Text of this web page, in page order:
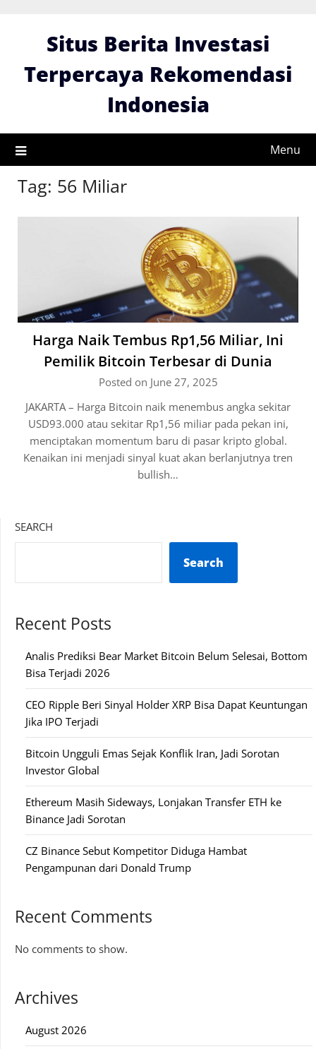
Situs Berita Investasi
Terpercaya Rekomendasi
Indonesia
Menu
Tag: 56 Miliar
Harga Naik Tembus Rp1,56 Miliar, Ini
Pemilik Bitcoin Terbesar di Dunia
Posted on June 27, 2025
JAKARTA – Harga Bitcoin naik menembus angka sekitar
USD93.000 atau sekitar Rp1,56 miliar pada pekan ini,
menciptakan momentum baru di pasar kripto global.
Kenaikan ini menjadi sinyal kuat akan berlanjutnya tren
bullish…
SEARCH
Search
Recent Posts
Analis Prediksi Bear Market Bitcoin Belum Selesai, Bottom
Bisa Terjadi 2026
CEO Ripple Beri Sinyal Holder XRP Bisa Dapat Keuntungan
Jika IPO Terjadi
Bitcoin Ungguli Emas Sejak Konflik Iran, Jadi Sorotan
Investor Global
Ethereum Masih Sideways, Lonjakan Transfer ETH ke
Binance Jadi Sorotan
CZ Binance Sebut Kompetitor Diduga Hambat
Pengampunan dari Donald Trump
Recent Comments
No comments to show.
Archives
August 2026